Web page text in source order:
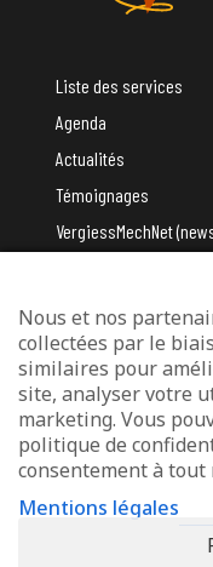
Liste des services
Agenda
Actualités
Témoignages
VergiessMechNet
Avec le soutien du
Mentions légales
Protection des données
Déclaration
Nous et nos
collectées par le
similaires pour
site, analyser votre
marketing. Vous
politique de
consentement à tout
Mentions légales